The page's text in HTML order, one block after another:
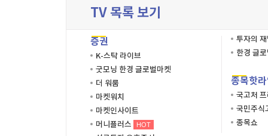
TV 목록 보기
증권
K-스탁 라이브
굿모닝 한경 글로벌마켓
더 워룸
마켓워치
마켓인사이트
머니플러스
HOT
투자의
한경 글
종목핫
국고처
국민주식
종목쇼